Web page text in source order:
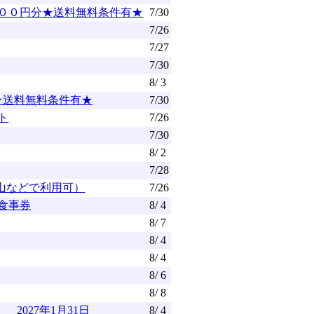
０円分★送料無料条件有★
7/30
7/26
7/27
7/30
8/ 3
送料無料条件有★
7/30
7/26
7/30
8/ 2
7/28
どで利用可）
7/26
事券
8/ 4
8/ 7
8/ 4
8/ 4
8/ 6
8/ 8
2027年1月31日
8/ 4